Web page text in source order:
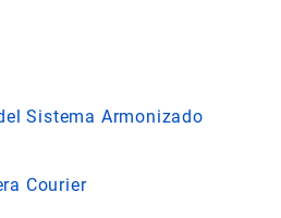
Sistema Armonizado
Courier